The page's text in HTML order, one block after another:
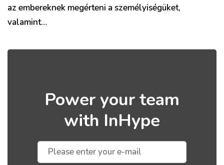
az embereknek megérteni a személyiségüket,
valamint…
Power your team
with InHype